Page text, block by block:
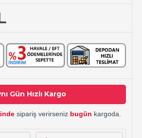
Gün Hızlı Kargo
sipariş verirseniz bugün kargoda.